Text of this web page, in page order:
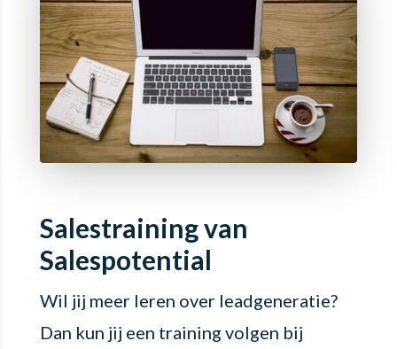
Salestraining van
Salespotential
Wil jij meer leren over leadgeneratie?
Dan kun jij een training volgen bij